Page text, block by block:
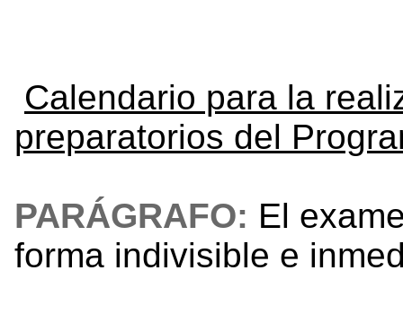
Calendario para la
preparatorios del
PARÁGRAFO: El
forma indivisible e